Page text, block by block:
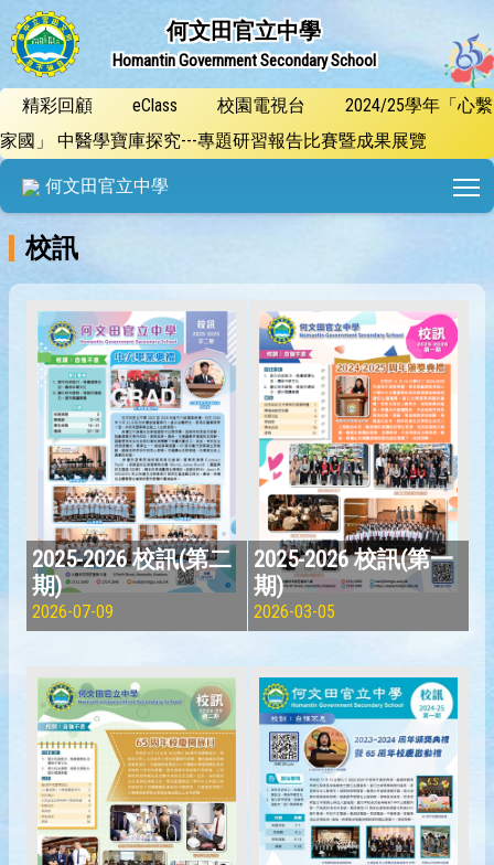
何文田官立中學
Homantin Government Secondary School
精彩回顧 eClass 校園電視台
2024/25學年「心繫
家國」 中醫學寶庫探究---專題研習報告比賽暨成果展覽
何文田官立中學
校訊
2025-2026 校訊(第二
期)
2026-07-09
2025-2026 校訊(第一
期)
2026-03-05